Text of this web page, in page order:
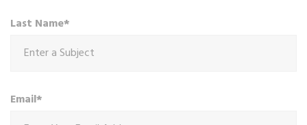
Last Name*
Email*